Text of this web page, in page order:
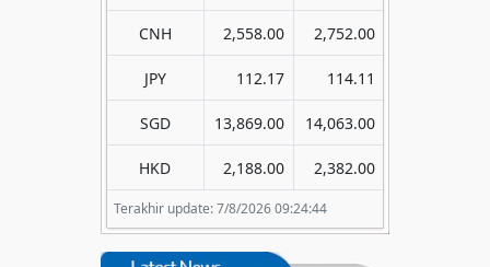
Terakhir update: 7/8/2026 09:24:44
CNH 2,558.00 2,752.00
JPY 112.17 114.11
SGD 13,869.00 14,063.00
HKD 2,188.00 2,382.00